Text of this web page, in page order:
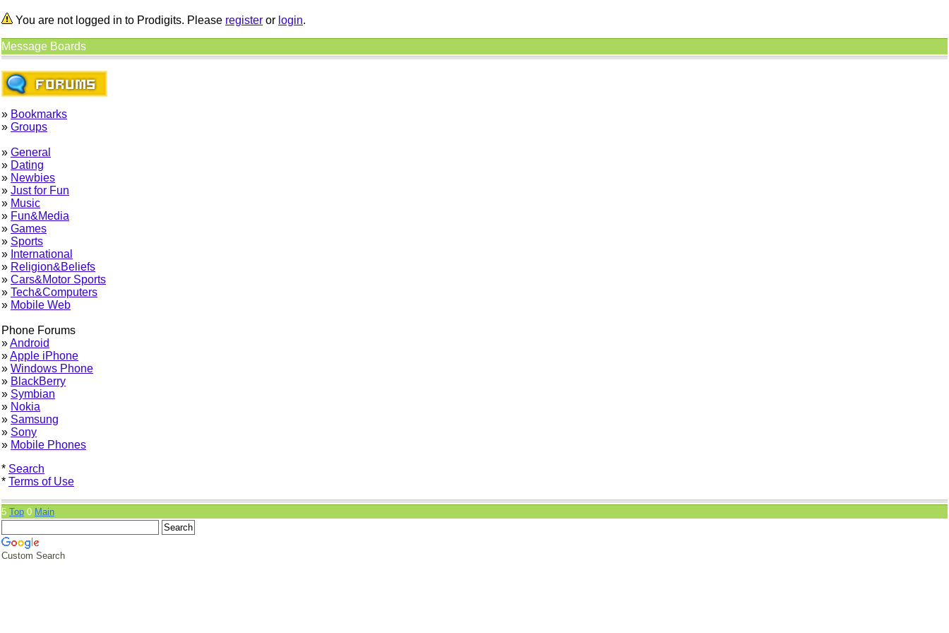
You are not logged in to Prodigits. Please register or login.
Message Boards
» Bookmarks
» Groups
» General
» Dating
» Newbies
» Just for Fun
» Music
» Fun&Media
» Games
» Sports
» International
» Religion&Beliefs
» Cars&Motor Sports
» Tech&Computers
» Mobile Web
Phone Forums
»Android
»Apple iPhone
» Windows Phone
» BlackBerry
» Symbian
» Nokia
» Samsung
» Sony
» Mobile Phones
* Search
* Terms of Use
5 Top 0 Main
Custom Search